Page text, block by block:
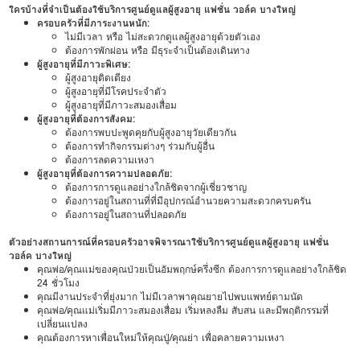
ใครบ้างที่จำเป็นต้องใช้บริการศูนย์ดูแลผู้สูงอายุ แฟชั่น วอล์ค บางใหญ่
ครอบครัวที่มีภาระงานหนัก:
ไม่มีเวลา หรือ ไม่สะดวกดูแลผู้สูงอายุด้วยตัวเอง
ต้องการพักผ่อน หรือ มีธุระจำเป็นต้องเดินทาง
ผู้สูงอายุที่มีภาวะพิเศษ:
ผู้สูงอายุติดเตียง
ผู้สูงอายุที่มีโรคประจำตัว
ผู้สูงอายุที่มีภาวะสมองเสื่อม
ผู้สูงอายุที่ต้องการสังคม:
ต้องการพบปะพูดคุยกับผู้สูงอายุวัยเดียวกัน
ต้องการทำกิจกรรมต่างๆ ร่วมกับผู้อื่น
ต้องการลดความเหงา
ผู้สูงอายุที่ต้องการความปลอดภัย:
ต้องการการดูแลอย่างใกล้ชิดจากผู้เชี่ยวชาญ
ต้องการอยู่ในสถานที่ที่มีอุปกรณ์อำนวยความสะดวกครบครัน
ต้องการอยู่ในสถานที่ปลอดภัย
ตัวอย่างสถานการณ์ที่ครอบครัวอาจพิจารณาใช้บริการศูนย์ดูแลผู้สูงอายุ แฟชั่น
วอล์ค บางใหญ่
คุณพ่อ/คุณแม่ของคุณป่วยเป็นอัมพฤกษ์ครึ่งซีก ต้องการการดูแลอย่างใกล้ชิด
24 ชั่วโมง
คุณมีงานประจำที่ยุ่งมาก ไม่มีเวลาพาคุณยายไปพบแพทย์ตามนัด
คุณพ่อ/คุณแม่เริ่มมีภาวะสมองเสื่อม เริ่มหลงลืม สับสน และมีพฤติกรรมที่
เปลี่ยนแปลง
คุณต้องการหาเพื่อนใหม่ให้คุณปู่/คุณย่า เพื่อคลายความเหงา